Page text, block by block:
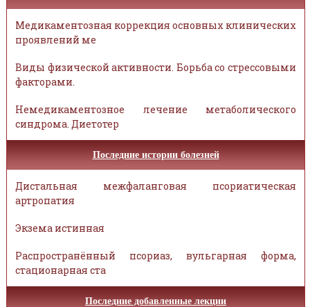
Медикаментозная коррекция основных клинических
проявлений ме
Виды физической активности. Борьба со стрессовыми
факторами.
Немедикаментозное лечение метаболического
синдрома. Диетотер
Последние истории болезней
Дистальная межфаланговая псориатическая
артропатия
Экзема истинная
Распространённый псориаз, вульгарная форма,
стационарная ста
Последние добавленные лекции